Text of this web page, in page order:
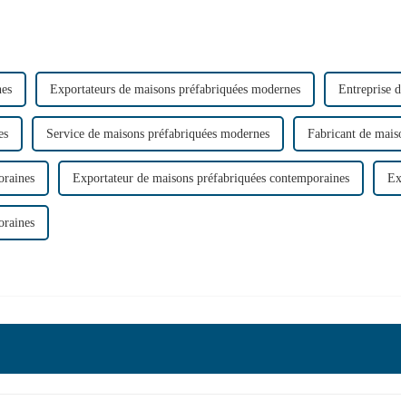
Exportateurs de maisons préfabriquées modernes Entreprise
Service de maisons préfabriquées modernes Fabricant de
Exportateur de maisons préfabriquées contemporaines